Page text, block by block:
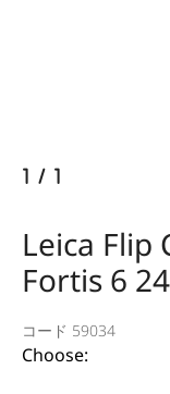
1 / 1
Leica Flip
Fortis 6
コード 59034
Choose: